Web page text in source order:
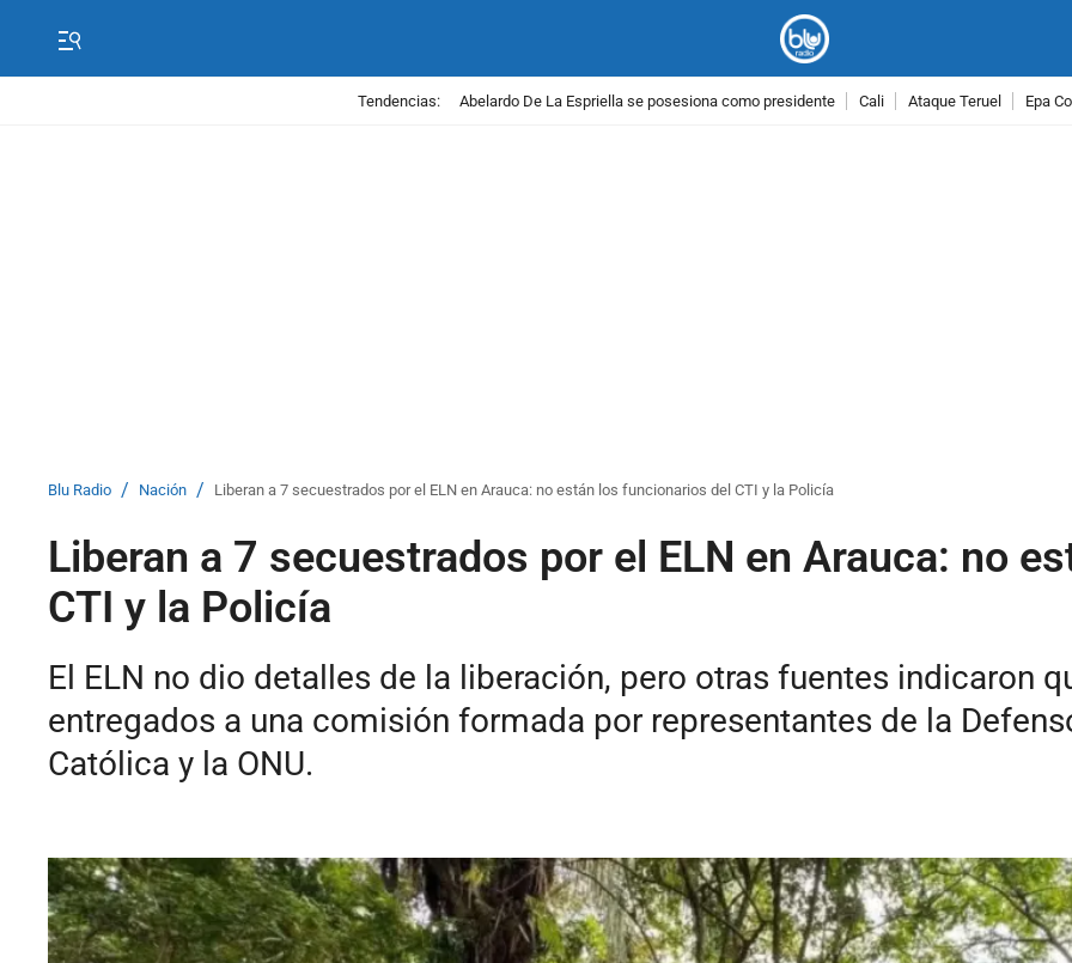
Tendencias: Abelardo De La Espriella se posesiona como presidente Cali Ataque Teruel Epa
Blu Radio / Nación / Liberan a 7 secuestrados por el ELN en Arauca: no están los funcionarios del CTI y la Policía
Liberan a 7 secuestrados por el ELN en Arauca: no
CTI y la Policía
El ELN no dio detalles de la liberación, pero otras fuentes indicaron
entregados a una comisión formada por representantes de la
Católica y la ONU.